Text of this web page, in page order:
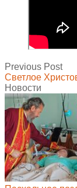
Previous Post
Светлое
Новости